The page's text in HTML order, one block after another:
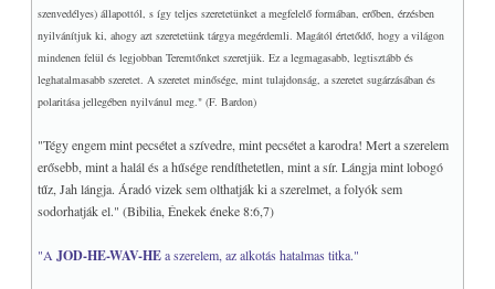
szenvedélyes) állapottól, s így teljes szeretetünket a megfelelő formában, erőben, érzésben
nyilvánítjuk ki, ahogy azt szeretetünk tárgya megérdemli. Magától értetődő, hogy a világon
mindenen felül és legjobban Teremtőnket szeretjük. Ez a legmagasabb, legtisztább és
leghatalmasabb szeretet. A szeretet minősége, mint tulajdonság, a szeretet sugárzásában és
polaritása jellegében nyilvánul meg." (F. Bardon)
"Tégy engem mint pecsétet a szívedre, mint pecsétet a karodra! Mert a szerelem
erősebb, mint a halál és a hűsége rendíthetetlen, mint a sír. Lángja mint lobogó
tűz, Jah lángja. Áradó vizek sem olthatják ki a szerelmet, a folyók sem
sodorhatják el." (Bibilia, Énekek éneke 8:6,7)
"AJOD-HE-WAV-HEa szerelem, az alkotás hatalmas titka."